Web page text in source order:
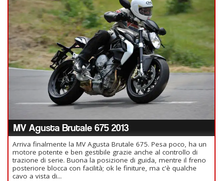
MV Agusta Brutale 675 2013
Arriva finalmente la MV Agusta Brutale 675. Pesa poco, ha un
motore potente e ben gestibile grazie anche al controllo di
trazione di serie. Buona la posizione di guida, mentre il freno
posteriore blocca con facilità; ok le finiture, ma c'è qualche
cavo a vista di...